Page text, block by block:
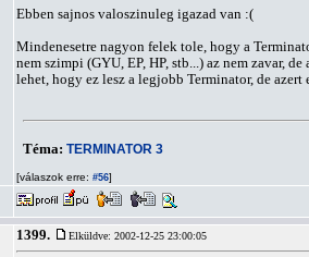
Ebben sajnos valoszinuleg igazad van :(
Mindenesetre nagyon felek tole, hogy a
nem szimpi (GYU, EP, HP, stb...) az nem zavar,
lehet, hogy ez lesz a legjobb Terminator, de
Téma: TERMINATOR 3
[válaszok erre: #56]
1399. Elküldve: 2002-12-25 23:00:05